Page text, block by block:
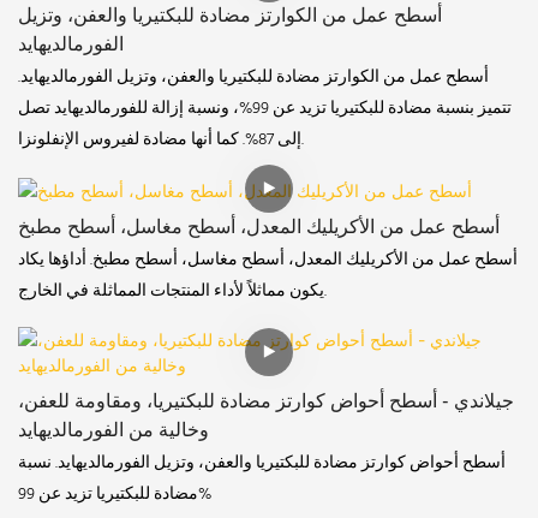
أسطح عمل من الكوارتز مضادة للبكتيريا والعفن، وتزيل
الفورمالديهايد
أسطح عمل من الكوارتز مضادة للبكتيريا والعفن، وتزيل الفورمالديهايد.
تتميز بنسبة مضادة للبكتيريا تزيد عن 99%، ونسبة إزالة للفورمالديهايد تصل
إلى 87%. كما أنها مضادة لفيروس الإنفلونزا.
أسطح عمل من الأكريليك المعدل، أسطح مغاسل، أسطح مطبخ
أسطح عمل من الأكريليك المعدل، أسطح مغاسل، أسطح مطبخ. أداؤها يكاد
يكون مماثلاً لأداء المنتجات المماثلة في الخارج.
جيلاندي - أسطح أحواض كوارتز مضادة للبكتيريا، ومقاومة للعفن،
وخالية من الفورمالديهايد
أسطح أحواض كوارتز مضادة للبكتيريا والعفن، وتزيل الفورمالديهايد. نسبة
مضادة للبكتيريا تزيد عن 99%